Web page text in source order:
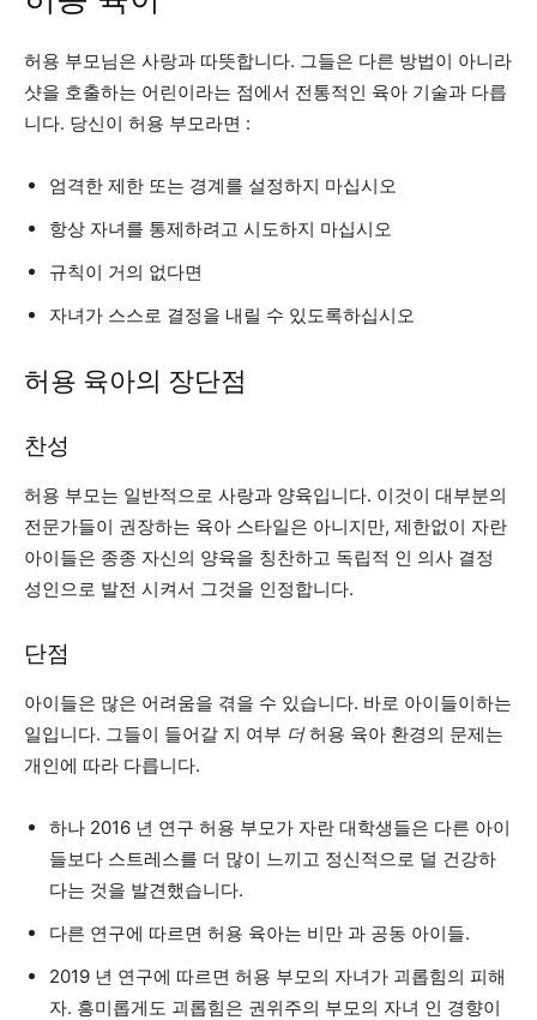
허용 부모님은 사랑과 따뜻합니다. 그들은 다른 방법이 아니라
샷을 호출하는 어린이라는 점에서 전통적인 육아 기술과 다릅
니다. 당신이 허용 부모라면 :
엄격한 제한 또는 경계를 설정하지 마십시오
항상 자녀를 통제하려고 시도하지 마십시오
규칙이 거의 없다면
자녀가 스스로 결정을 내릴 수 있도록하십시오
허용 육아의 장단점
찬성
허용 부모는 일반적으로 사랑과 양육입니다. 이것이 대부분의
전문가들이 권장하는 육아 스타일은 아니지만, 제한없이 자란
아이들은 종종 자신의 양육을 칭찬하고 독립적 인 의사 결정
성인으로 발전 시켜서 그것을 인정합니다.
단점
아이들은 많은 어려움을 겪을 수 있습니다. 바로 아이들이하는
일입니다. 그들이 들어갈 지 여부 더허용 육아 환경의 문제는
개인에 따라 다릅니다.
하나 2016 년 연구 허용 부모가 자란 대학생들은 다른 아이
들보다 스트레스를 더 많이 느끼고 정신적으로 덜 건강하
다는 것을 발견했습니다.
다른 연구에 따르면 허용 육아는 비만 과 공동 아이들.
2019 년 연구에 따르면 허용 부모의 자녀가 괴롭힘의 피해
자. 흥미롭게도 괴롭힘은 권위주의 부모의 자녀 인 경향이